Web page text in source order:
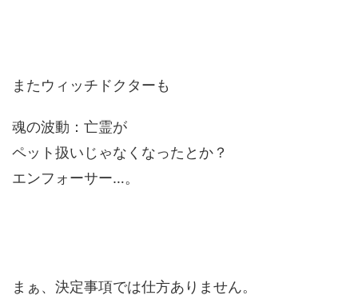
またウィッチドクターも
魂の波動：亡霊が
ペット扱いじゃなくなったとか？
エンフォーサー…。
まぁ、決定事項では仕方ありません。